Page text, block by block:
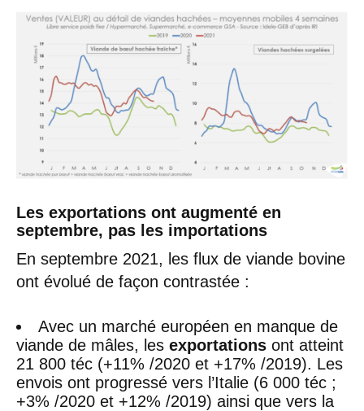
Les exportations ont augmenté en
septembre, pas les importations
En septembre 2021, les flux de viande bovine
ont évolué de façon contrastée :
Avec un marché européen en manque de
viande de mâles, les exportations ont atteint
21 800 téc (+11% /2020 et +17% /2019). Les
envois ont progressé vers l’Italie (6 000 téc ;
+3% /2020 et +12% /2019) ainsi que vers la